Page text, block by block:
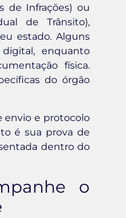
de Infrações) ou
de Trânsito),
estado. Alguns
enquanto
física.
do órgão
envio e protocolo
é sua prova de
dentro do
o